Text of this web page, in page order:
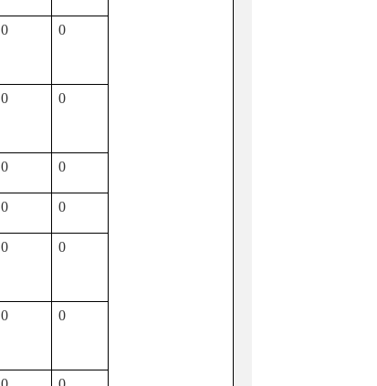
0 0
0 0
0 0
0 0
0 0
0 0